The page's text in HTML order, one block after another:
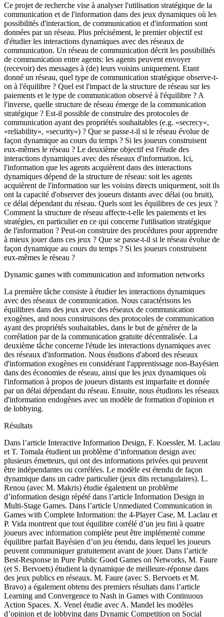
Ce projet de recherche vise à analyser l'utilisation stratégique de la
communication et de l'information dans des jeux dynamiques où les
possibilités d'interaction, de communication et d'information sont
données par un réseau. Plus précisément, le premier objectif est
d'étudier les interactions dynamiques avec des réseaux de
communication. Un réseau de communication décrit les possibilités
de communication entre agents: les agents peuvent envoyer
(recevoir) des messages à (de) leurs voisins uniquement. Etant
donné un réseau, quel type de communication stratégique observe-t-
on à l'équilibre ? Quel est l'impact de la structure de réseau sur les
paiements et le type de communication observé à l'équilibre ? A
l'inverse, quelle structure de réseau émerge de la communication
stratégique ? Est-il possible de construire des protocoles de
communication ayant des propriétés souhaitables (e.g. «secrecy«,
«reliability«, «security«) ? Que se passe-t-il si le réseau évolue de
façon dynamique au cours du temps ? Si les joueurs construisent
eux-mêmes le réseau ? Le deuxième objectif est l'étude des
interactions dynamiques avec des réseaux d'information. Ici,
l'information que les agents acquièrent dans des interactions
dynamiques dépend de la structure de réseau: soit les agents
acquièrent de l'information sur les voisins directs uniquement, soit ils
ont la capacité d'observer des joueurs distants avec délai (ou bruit),
ce délai dépendant du réseau. Quels sont les équilibres de ces jeux ?
Comment la structure de réseau affecte-t-elle les paiements et les
stratégies, en particulier en ce qui concerne l'utilisation stratégique
de l'information ? Peut-on construire des procédures pour apprendre
à mieux jouer dans ces jeux ? Que se passe-t-il si le réseau évolue de
façon dynamique au cours du temps ? Si les joueurs construisent
eux-mêmes le réseau ?
Dynamic games with communication and information networks
La première tâche consiste à étudier les interactions dynamiques
avec des réseaux de communication. Nous caractérisons les
équilibres dans des jeux avec des réseaux de communication
exogènes, and nous construisons des protocoles de communication
ayant des propriétés souhaitables, dans le but de générer de la
corrélation par de la communication gratuite décentralisée. La
deuxième tâche concerne l'étude les interactions dynamiques avec
des réseaux d'information. Nous étudions d'abord des réseaux
d'information exogènes en considérant l'apprentissage non-Bayésien
dans des économies de réseau, ainsi que les jeux dynamiques où
l'information à propos de joueurs distants est imparfaite et donnée
par un délai dépendant du réseau. Ensuite, nous étudions les réseaux
d'information endogènes avec un modèle de formation d'opinion et
de lobbying.
Résultats
Dans l’article Interactive Information Design, F. Koessler, M. Laclau
et T. Tomala étudient un problème d’information design avec
plusieurs émetteurs, qui ont des informations privées qui peuvent
être indépendantes ou corrélées. Le modèle est étendu de façon
dynamique dans un cadre particulier (jeux dits rectangulaires). L.
Renou (avec M. Makris) étudie également un problème
d’information design répété dans l’article Information Design in
Multi-Stage Games. Dans l’article Unmediated Communication in
Games with Complete Information: the 4-Player Case, M. Laclau et
P. Vida montrent que tout équilibre corrélé d’un jeu fini à quatre
joueurs avec information complète peut être implémenté comme
équilibre parfait Bayésien d’un jeu étendu, dans lequel les joueurs
peuvent communiquer gratuitement avant de jouer. Dans l’article
Best-Response in Pure Public Good Games on Networks, M. Faure
(et S. Bervoets) étudient la dynamique de meilleure-réponse dans
des jeux publics en réseaux. M. Faure (avec S. Bervoets et M.
Bravo) a également obtenu des premiers résultats dans l’article
Learning and Convergence to Nash in Games with Continuous
Action Spaces. X. Venel étudie avec A. Mandel les modèles
d’opinion et de lobbying dans Dynamic Competition on Social